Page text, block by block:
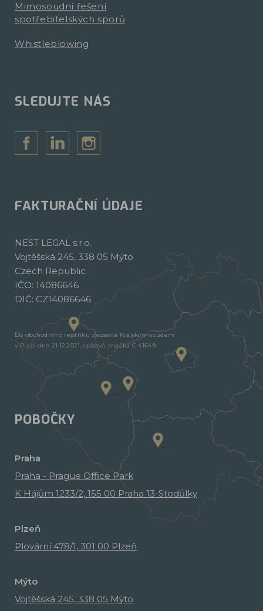
Mimosoudní řešení
spotřebitelských sporů
Whistleblowing
SLEDUJTE NÁS
FAKTURAČNÍ ÚDAJE
NEST LEGAL s.r.o.
Vojtěšská 245, 338 05 Mýto
Czech Republic
IČO: 14086646
DIČ: CZ14086646
Do obchodního rejstříku zapsaná Krajským soudem
v Plzni dne 21.12.2021, spisová značka C 41649.
POBOČKY
Praha
Praha - Prague Office Park
K Hájům 1233/2, 155 00 Praha 13-Stodůlky
Plzeň
Plovární 478/1, 301 00 Plzeň
Mýto
Vojtěšská 245, 338 05 Mýto